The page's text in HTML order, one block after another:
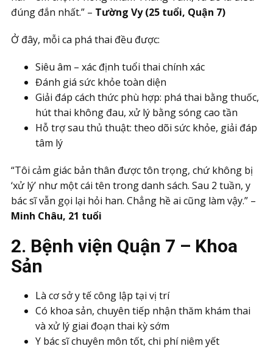
đúng đắn nhất.” – Tường Vy (25 tuổi, Quận 7)
Ở đây, mỗi ca phá thai đều được:
Siêu âm – xác định tuổi thai chính xác
Đánh giá sức khỏe toàn diện
Giải đáp cách thức phù hợp: phá thai bằng thuốc,
hút thai không đau, xử lý bằng sóng cao tần
Hỗ trợ sau thủ thuật: theo dõi sức khỏe, giải đáp
tâm lý
“Tôi cảm giác bản thân được tôn trọng, chứ không bị
‘xử lý’ như một cái tên trong danh sách. Sau 2 tuần, y
bác sĩ vẫn gọi lại hỏi han. Chẳng hề ai cũng làm vậy.” –
Minh Châu, 21 tuổi
2. Bệnh viện Quận 7 – Khoa
Sản
Là cơ sở y tế công lập tại vị trí
Có khoa sản, chuyên tiếp nhận thăm khám thai
và xử lý giai đoạn thai kỳ sớm
Y bác sĩ chuyên môn tốt, chi phí niêm yết